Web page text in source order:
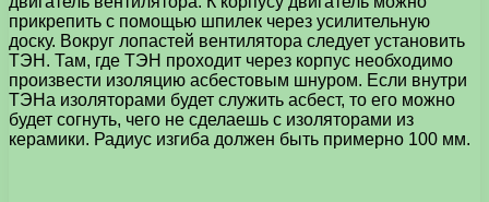
прикрепить с помощью шпилек через усилительную
доску. Вокруг лопастей вентилятора следует установить
ТЭН. Там, где ТЭН проходит через корпус необходимо
произвести изоляцию асбестовым шнуром. Если внутри
ТЭНа изоляторами будет служить асбест, то его можно
будет согнуть, чего не сделаешь с изоляторами из
керамики. Радиус изгиба должен быть примерно 100 мм.